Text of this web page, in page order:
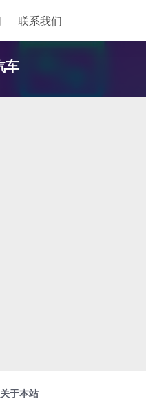
联系我们
车
关于本站